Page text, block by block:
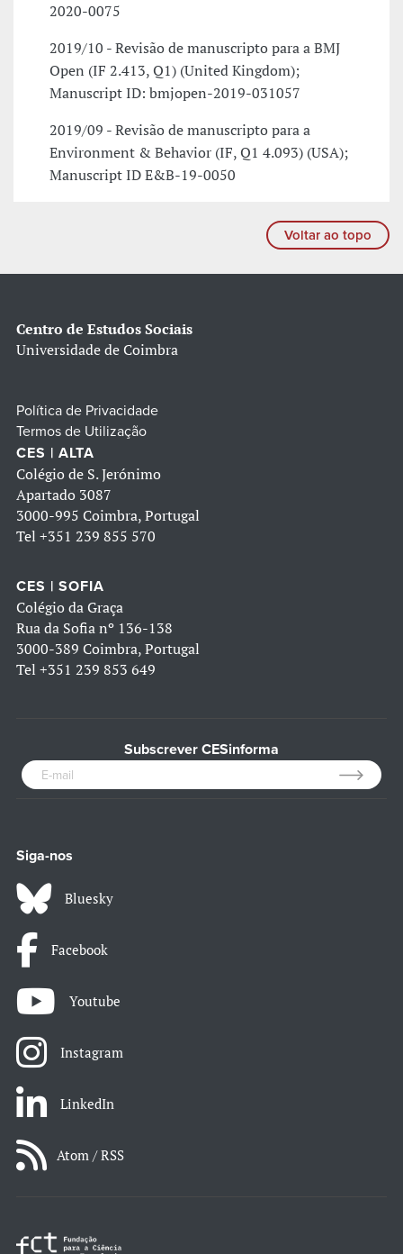
2020-0075
2019/10 - Revisão de manuscripto para a BMJ
Open (IF 2.413, Q1) (United Kingdom);
Manuscript ID: bmjopen-2019-031057
2019/09 - Revisão de manuscripto para a
Environment & Behavior (IF, Q1 4.093) (USA);
Manuscript ID E&B-19-0050
Voltar ao topo
Centro de Estudos Sociais
Universidade de Coimbra
Política de Privacidade
Termos de Utilização
CES | ALTA
Colégio de S. Jerónimo
Apartado 3087
3000-995 Coimbra, Portugal
Tel +351 239 855 570
CES | SOFIA
Colégio da Graça
Rua da Sofia nº 136-138
3000-389 Coimbra, Portugal
Tel +351 239 853 649
Subscrever CESinforma
Siga-nos
Bluesky
Facebook
Youtube
Instagram
LinkedIn
Atom / RSS